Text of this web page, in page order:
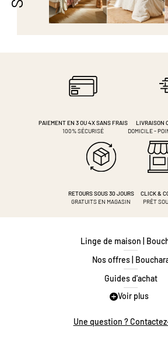
PAIEMENT EN 3 OU 4XSANS FRAIS
100% SÉCURISÉ
LIVRAISON
DOMICILE -
RETOURS SOUS 30 JOURS
GRATUITS EN MAGASIN
CLICK &
PRÊT
Linge de maison |
Nos offres |
Guides d'achat
Guide des tailles
Voir plus
Une question ?